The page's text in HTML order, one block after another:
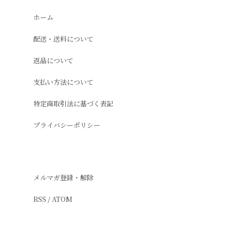
ホーム
配送・送料について
返品について
支払い方法について
特定商取引法に基づく表記
プライバシーポリシー
メルマガ登録・解除
RSS /ATOM